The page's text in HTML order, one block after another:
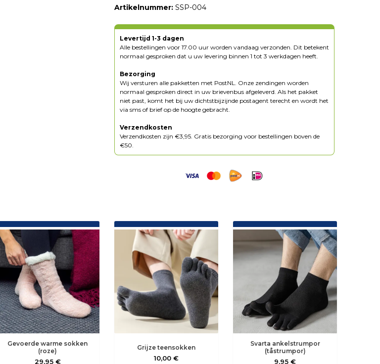
Artikelnummer: SSP-004
Levertijd 1-3 dagen
Alle bestellingen voor 17.00 uur worden vandaag verzonden. Dit betekent
normaal gesproken dat u uw levering binnen 1 tot 3 werkdagen heeft.
Bezorging
Wij versturen alle pakketten met PostNL. Onze zendingen worden
normaal gesproken direct in uw brievenbus afgeleverd. Als het pakket
niet past, komt het bij uw dichtstbijzijnde postagent terecht en wordt het
via sms of brief op de hoogte gebracht.
Verzendkosten
Verzendkosten zijn €3,95. Gratis bezorging voor bestellingen boven de
€50.
Gevoerde warme sokken
(roze)
29,95 €
Grijze teensokken
10,00 €
Svarta ankelstrumpor
(tåstrumpor)
9,95 €